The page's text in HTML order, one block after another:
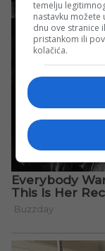
temelju
nastavku
dnu ove stranice
pristankom ili
kolačića.